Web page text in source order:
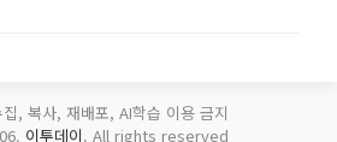
, 복사, 재배포, AI학습 이용 금지
이투데이. All rights reserved